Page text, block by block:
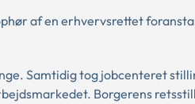
af en erhvervsrettet
Samtidig tog jobcenteret
Borgerens